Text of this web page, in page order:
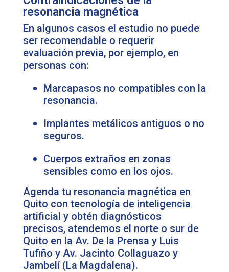
resonancia magnética
En algunos casos el estudio no puede
ser recomendable o requerir
evaluación previa, por ejemplo, en
personas con:
Marcapasos no compatibles con la
resonancia.
Implantes metálicos antiguos o no
seguros.
Cuerpos extraños en zonas
sensibles como en los ojos.
Agenda tu resonancia magnética en
Quito con tecnología de inteligencia
artificial y obtén diagnósticos
precisos, atendemos el norte o sur de
Quito en la Av. De la Prensa y Luis
Tufiño y Av. Jacinto Collaguazo y
Jambelí (La Magdalena).